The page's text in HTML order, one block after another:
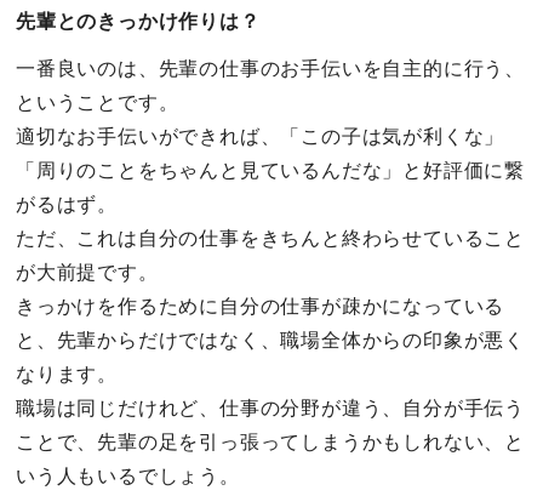
先輩とのきっかけ作りは？
一番良いのは、先輩の仕事のお手伝いを自主的に行う、
ということです。
適切なお手伝いができれば、「この子は気が利くな」
「周りのことをちゃんと見ているんだな」と好評価に繋
がるはず。
ただ、これは自分の仕事をきちんと終わらせていること
が大前提です。
きっかけを作るために自分の仕事が疎かになっている
と、先輩からだけではなく、職場全体からの印象が悪く
なります。
職場は同じだけれど、仕事の分野が違う、自分が手伝う
ことで、先輩の足を引っ張ってしまうかもしれない、と
いう人もいるでしょう。